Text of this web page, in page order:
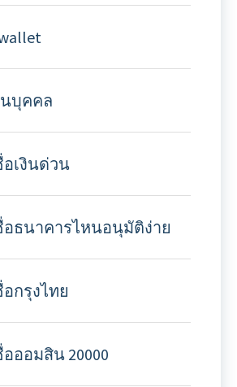
บุคคล
เงินด่วน
อธนาคารไหนอนุมัติง่าย
กรุงไทย
ออมสิน 20000